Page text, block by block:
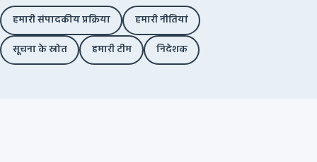
हमारी संपादकीय प्रक्रिया
हमारी नीतियां
सूचना के स्रोत
हमारी टीम निदेशक